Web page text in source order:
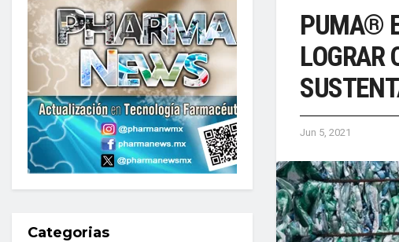
PUMA®
LOGRAR
Jun 5, 2021
Categorias